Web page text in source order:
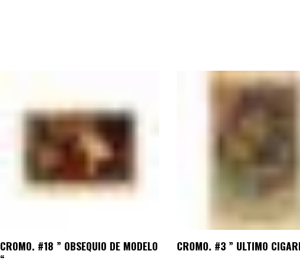
CROMO. #18 ” OBSEQUIO DE MODELO
“
CROMO. #3 ” ULTIMO